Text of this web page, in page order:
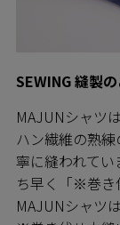
SEWING 縫製
MAJUNシャツ
ハン繊維の熟
寧に縫われて
ち早く「※巻き
MAJUNシャツ